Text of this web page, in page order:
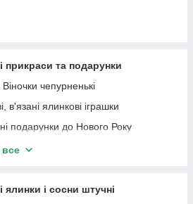
прикраси та подарунки
чепурненькі
в'язані ялинкові іграшки
подарунки до Нового Року
все
ялинки і сосни штучні